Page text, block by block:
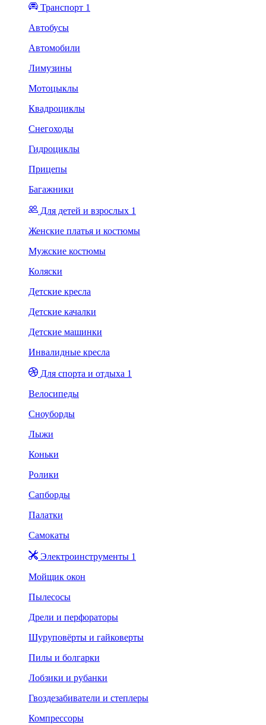
Транспорт 1
Автобусы
Автомобили
Лимузины
Мотоцыклы
Квадроциклы
Снегоходы
Гидроциклы
Прицепы
Багажники
Для детей и взрослых 1
Женские платья и костюмы
Мужские костюмы
Коляски
Детские кресла
Детские качалки
Детские машинки
Инвалидные кресла
Для спорта и отдыха 1
Велосипеды
Сноуборды
Лыжи
Коньки
Ролики
Сапборды
Палатки
Самокаты
Электроинструменты 1
Мойщик окон
Пылесосы
Дрели и перфораторы
Шуруповёрты и гайковерты
Пилы и болгарки
Лобзики и рубанки
Гвоздезабиватели и степлеры
Компрессоры